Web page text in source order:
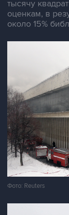
тысячу
оценкам, в
около 15%
Фото: Reuters